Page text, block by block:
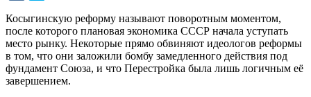
Косыгинскую реформу называют поворотным моментом,
после которого плановая экономика СССР начала уступать
место рынку. Некоторые прямо обвиняют идеологов реформы
в том, что они заложили бомбу замедленного действия под
фундамент Союза, и что Перестройка была лишь логичным её
завершением.